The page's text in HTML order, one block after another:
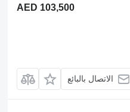
AED 103,500
الاتصال بالبائع